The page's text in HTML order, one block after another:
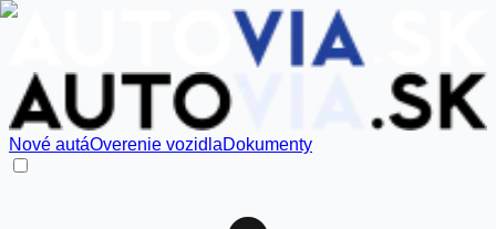
Nové autáOverenie vozidlaDokumenty